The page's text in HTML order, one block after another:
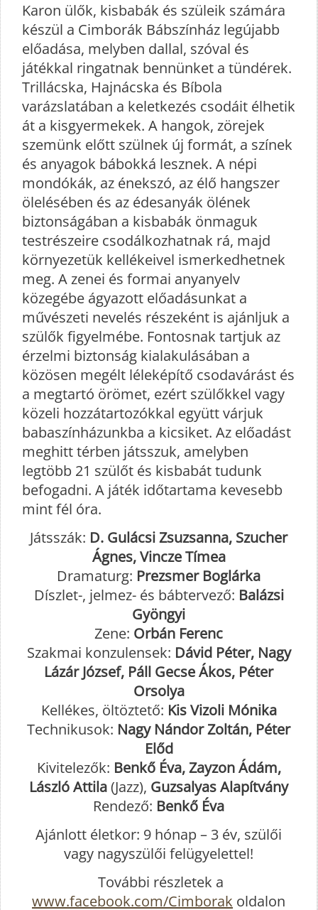
Karon ülők, kisbabák és szüleik számára
készül a Cimborák Bábszínház legújabb
előadása, melyben dallal, szóval és
játékkal ringatnak bennünket a tündérek.
Trillácska, Hajnácska és Bíbola
varázslatában a keletkezés csodáit élhetik
át a kisgyermekek. A hangok, zörejek
szemünk előtt szülnek új formát, a színek
és anyagok bábokká lesznek. A népi
mondókák, az énekszó, az élő hangszer
ölelésében és az édesanyák ölének
biztonságában a kisbabák önmaguk
testrészeire csodálkozhatnak rá, majd
környezetük kellékeivel ismerkedhetnek
meg. A zenei és formai anyanyelv
közegébe ágyazott előadásunkat a
művészeti nevelés részeként is ajánljuk a
szülők figyelmébe. Fontosnak tartjuk az
érzelmi biztonság kialakulásában a
közösen megélt léleképítő csodavárást és
a megtartó örömet, ezért szülőkkel vagy
közeli hozzátartozókkal együtt várjuk
babaszínházunkba a kicsiket. Az előadást
meghitt térben játsszuk, amelyben
legtöbb 21 szülőt és kisbabát tudunk
befogadni. A játék időtartama kevesebb
mint fél óra.
Játsszák: D. Gulácsi Zsuzsanna, Szucher
Ágnes, Vincze Tímea
Dramaturg: Prezsmer Boglárka
Díszlet-, jelmez- és bábtervező: Balázsi
Gyöngyi
Zene: Orbán Ferenc
Szakmai konzulensek: Dávid Péter, Nagy
Lázár József, Páll Gecse Ákos, Péter
Orsolya
Kellékes, öltöztető: Kis Vizoli Mónika
Technikusok: Nagy Nándor Zoltán, Péter
Előd
Kivitelezők: Benkő Éva, Zayzon Ádám,
László Attila(Jazz), Guzsalyas Alapítvány
Rendező: Benkő Éva
Ajánlott életkor: 9 hónap – 3 év, szülői
vagy nagyszülői felügyelettel!
További részletek a
www.facebook.com/Cimborak oldalon